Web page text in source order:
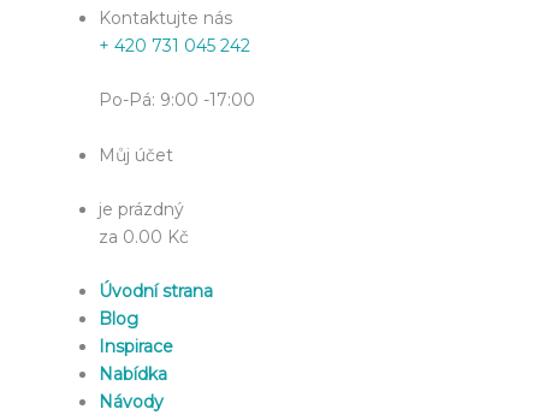
Kontaktujte nás
+ 420 731 045 242
Po-Pá: 9:00 -17:00
Můj účet
je prázdný
za 0.00 Kč
Úvodní strana
Blog
Inspirace
Nabídka
Návody